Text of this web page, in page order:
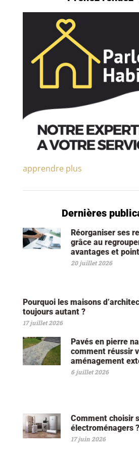
apprendre plus
Dernières
Réorganiser ses
grâce au
avantages et
20 juillet 2026
Pourquoi les maisons
toujours autant ?
17 juillet 2026
Pavés en pierre
comment réussir
aménagement
6 juillet 2026
Comment choisir
électroménagers ?
17 juin 2026